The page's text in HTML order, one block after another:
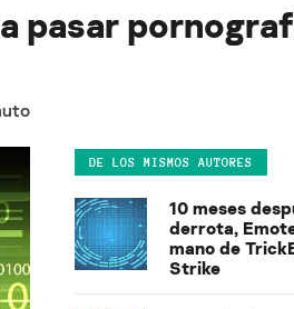
pasar
DE LOS MISMOS AUTORES
10 meses
derrota,
mano de
Strike